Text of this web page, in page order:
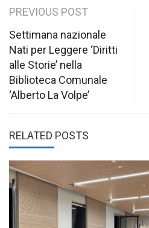
Post
navigation
PREVIOUS POST
Settimana nazionale
Nati per Leggere ‘Diritti
alle Storie’ nella
Biblioteca Comunale
‘Alberto La Volpe’
RELATED POSTS